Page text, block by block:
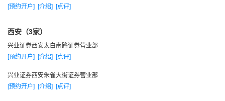
1月，公司主承销16亿元的新钢钒可转债成功发行，开创了
务的业内地位和品牌价值，
2月，主承销三房巷5500万A股，承销业务一路高歌。
3月，召开工作研讨会，提出公司整体战略转型
[预约开户] [介绍] [点评]
西安（3家）
兴业证券西安太白南路证券营业部
[预约开户] [介绍] [点评]
兴业证券西安朱雀大街证券营业部
[预约开户] [介绍] [点评]